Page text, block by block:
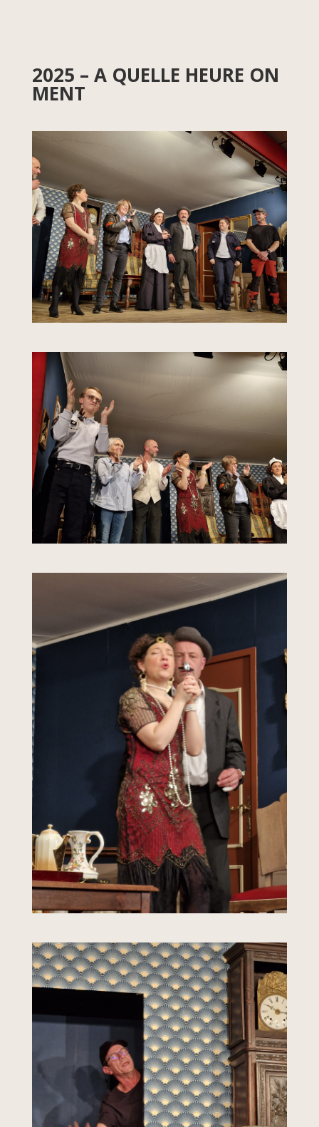
2025 – A QUELLE HEURE ON
MENT